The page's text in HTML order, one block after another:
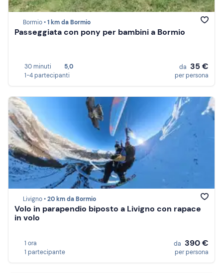
Bormio •1 km da Bormio
Passeggiata con pony per bambini a Bormio
30 minuti
5,0
1-4 partecipanti
da 35 €
per persona
Livigno •20 km da Bormio
Volo in parapendio biposto a Livigno con rapace
in volo
1 ora
1 partecipante
da 390 €
per persona